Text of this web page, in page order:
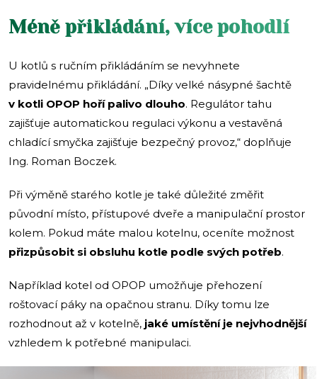
Méně přikládání, více pohodlí
U kotlů s ručním přikládáním se nevyhnete
pravidelnému přikládání. „Díky velké násypné šachtě
v kotli OPOP hoří palivo dlouho. Regulátor tahu
zajišťuje automatickou regulaci výkonu a vestavěná
chladící smyčka zajišťuje bezpečný provoz,“ doplňuje
Ing. Roman Boczek.
Při výměně starého kotle je také důležité změřit
původní místo, přístupové dveře a manipulační prostor
kolem. Pokud máte malou kotelnu, oceníte možnost
přizpůsobit si obsluhu kotle podle svých potřeb.
Například kotel od OPOP umožňuje přehození
roštovací páky na opačnou stranu. Díky tomu lze
rozhodnout až v kotelně, jaké umístění je nejvhodnější
vzhledem k potřebné manipulaci.